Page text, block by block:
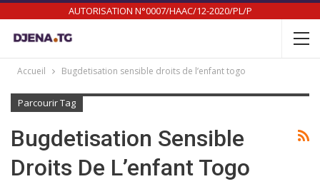
AUTORISATION N°0007/HAAC/12-2020/PL/P
Accueil Bugdetisation sensible droits de l’enfant togo
Parcourir Tag
Bugdetisation Sensible
Droits De L’enfant Togo